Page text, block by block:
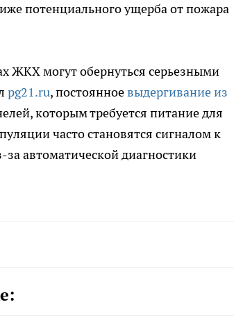
потенциального ущерба от пожара
ЖКХ могут обернуться серьезными
pg21.ru, постоянноевыдергивание из
которым требуется питание для
часто становятся сигналом к
автоматической диагностики